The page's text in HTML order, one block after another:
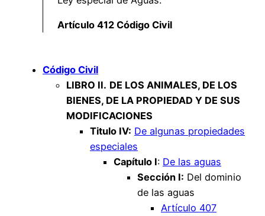
Artículo 412 Código Civil
Código Civil
LIBRO II. DE LOS ANIMALES, DE LOS
BIENES, DE LA PROPIEDAD Y DE SUS
MODIFICACIONES
Titulo IV: De algunas propiedades
especiales
Capítulo I: De las aguas
Sección I: Del dominio
de las aguas
Artículo 407